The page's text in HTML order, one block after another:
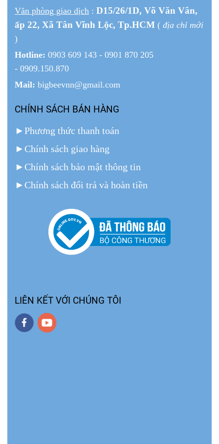
Văn phòng giao dịch : D15/26/1D, Võ Văn Vân,
ấp 22, Xã Tân Vĩnh Lộc, Tp.HCM ( địa chỉ mới
)
Hotline: 0903 609 143 - 0901 870 205
- 0909.150.870
Mail: bigbeevnn@gmail.com
CHÍNH SÁCH BÁN HÀNG
►Phương thức thanh toán
► Chính sách giao hàng
► Chính sách bảo mật thông tin
► Chính sách đổi trả và hoàn tiền
LIÊN KẾT VỚI CHÚNG TÔI